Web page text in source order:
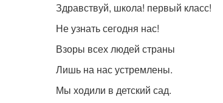
Здравствуй, школа! первый класс!
Не узнать сегодня нас!
Взоры всех людей страны
Лишь на нас устремлены.
Мы ходили в детский сад.